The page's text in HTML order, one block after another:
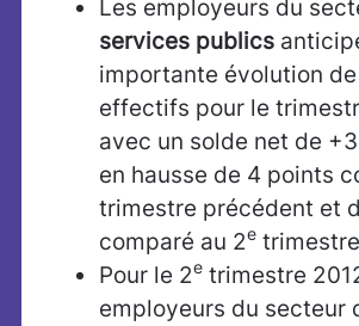
Les employeurs du
services publics
importante évolution
effectifs pour le
avec un solde net de
en hausse de 4 points
trimestre précédent et
comparé au 2e
Pour le 2e trimestre
employeurs du secteur